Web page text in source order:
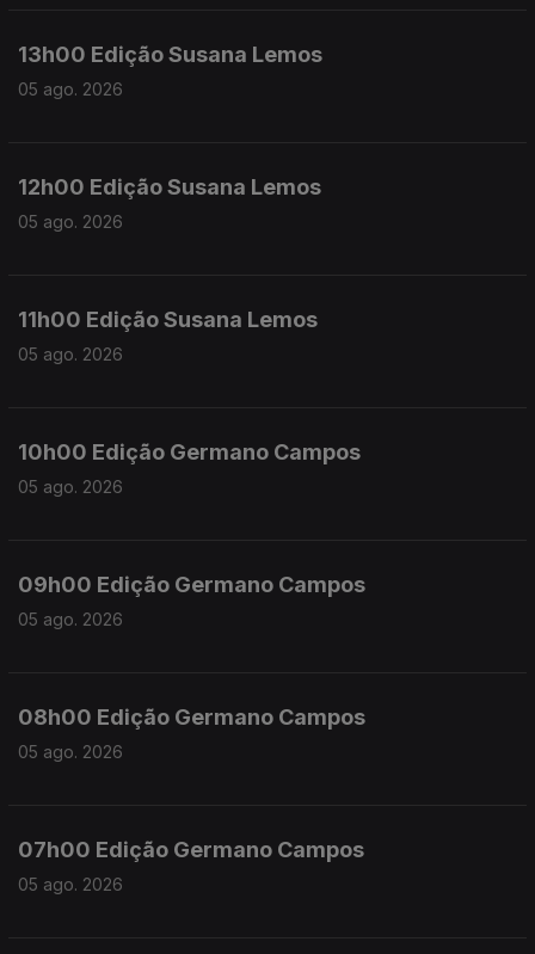
13h00 Edição Susana Lemos
05 ago. 2026
12h00 Edição Susana Lemos
05 ago. 2026
11h00 Edição Susana Lemos
05 ago. 2026
10h00 Edição Germano Campos
05 ago. 2026
09h00 Edição Germano Campos
05 ago. 2026
08h00 Edição Germano Campos
05 ago. 2026
07h00 Edição Germano Campos
05 ago. 2026